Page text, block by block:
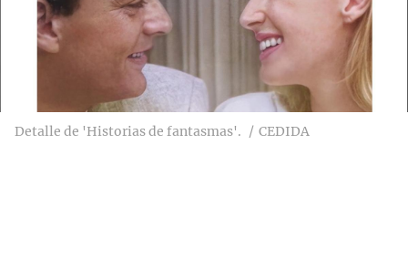
Detalle de 'Historias de fantasmas'. CEDIDA